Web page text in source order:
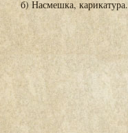
б) Насмешка, карикатура.